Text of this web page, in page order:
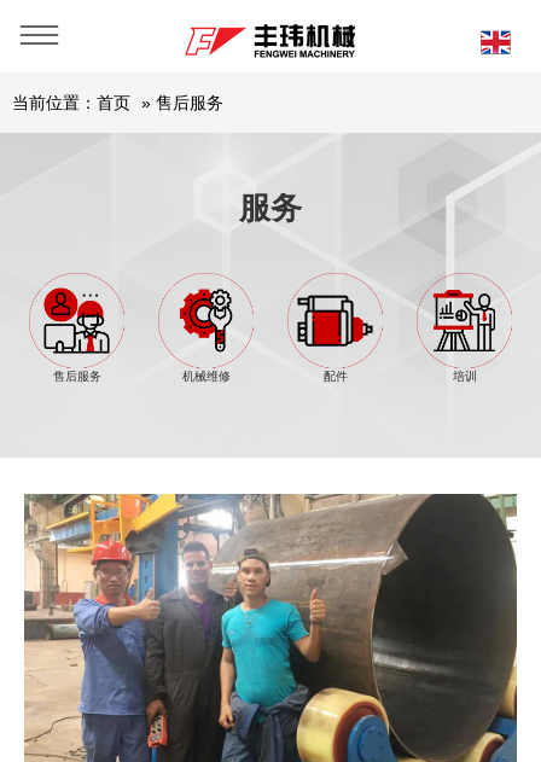
当前位置： 首页 » 售后服务
服务
售后服务 机械维修 配件 培训